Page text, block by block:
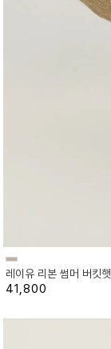
레이유 리본 썸머 버킷햇
41,800